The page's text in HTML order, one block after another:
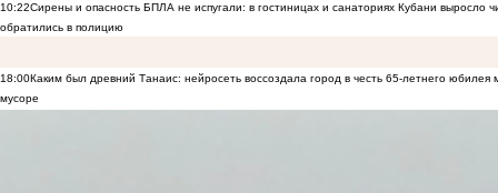
10:22Сирены и опасность БПЛА не испугали: в гостиницах и санаториях Кубани выросло
обратились в полицию
18:00Каким был древний Танаис: нейросеть воссоздала город в честь 65-летнего юбилея
мусоре